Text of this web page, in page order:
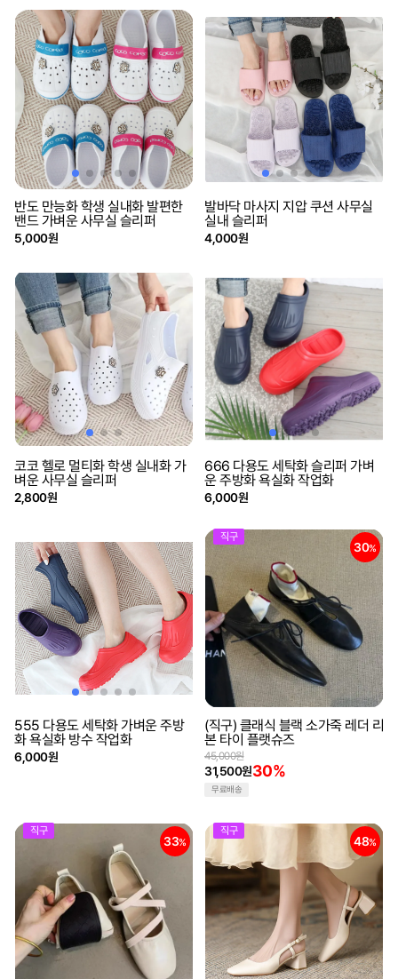
반도 만능화 학생 실내화 발편한
밴드 가벼운 사무실 슬리퍼
5,000원
발바닥 마사지 지압 쿠션 사무실
실내 슬리퍼
4,000원
코코 헬로 멀티화 학생 실내화 가
벼운 사무실 슬리퍼
2,800원
666 다용도 세탁화 슬리퍼 가벼
운 주방화 욕실화 작업화
6,000원
555 다용도 세탁화 가벼운 주방
화 욕실화 방수 작업화
6,000원
직구
30%
(직구) 클래식 블랙 소가죽 레더 리
본 타이 플랫슈즈
31,500원30%
45,000원
무료배송
직구
33%
직구
48%